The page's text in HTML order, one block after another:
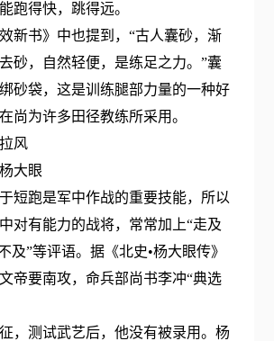
跑得快，跳得远。
新书》中也提到，“古人囊砂，渐
砂，自然轻便，是练足之力。”囊
砂袋，这是训练腿部力量的一种好
尚为许多田径教练所采用。
风
大眼
短跑是军中作战的重要技能，所以
对有能力的战将，常常加上“走及
及”等评语。据《北史•杨大眼传》
帝要南攻，命兵部尚书李冲“典选
，测试武艺后，他没有被录用。杨